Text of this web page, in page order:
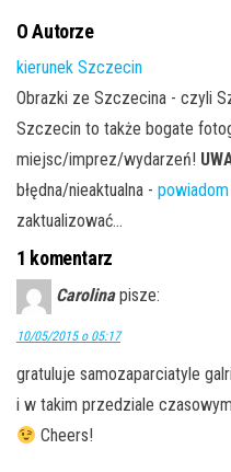
O Autorze
kierunek Szczecin
Obrazki ze Szczecina - czyli
Szczecin to także bogate
miejsc/imprez/wydarzeń!
błędna/nieaktualna -
zaktualizować...
1 komentarz
Carolina pisze:
10/05/2015 o 05:17
gratuluje samozaparciatyle
i w takim przedziale czasowym
Cheers!